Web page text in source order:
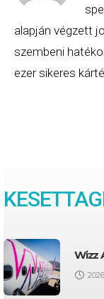
alapján végzett
szembeni
ezer sikeres
Wizz